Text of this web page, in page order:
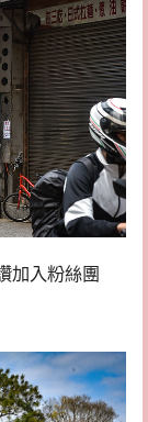
加入粉絲團